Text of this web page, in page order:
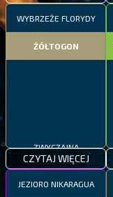
WYBRZEŻE FLORYDY
ŻÓŁTOGON
ZWYCZAJNA
CZYTAJ WIĘCEJ
JEZIORO NIKARAGUA